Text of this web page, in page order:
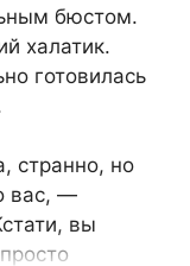
бюстом.
халатик.
готовилась
странно, но
вас, —
вы